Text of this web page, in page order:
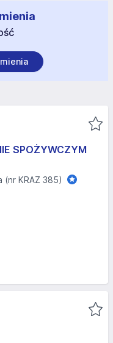
SPOŻYWCZYM
(nr KRAZ 385)